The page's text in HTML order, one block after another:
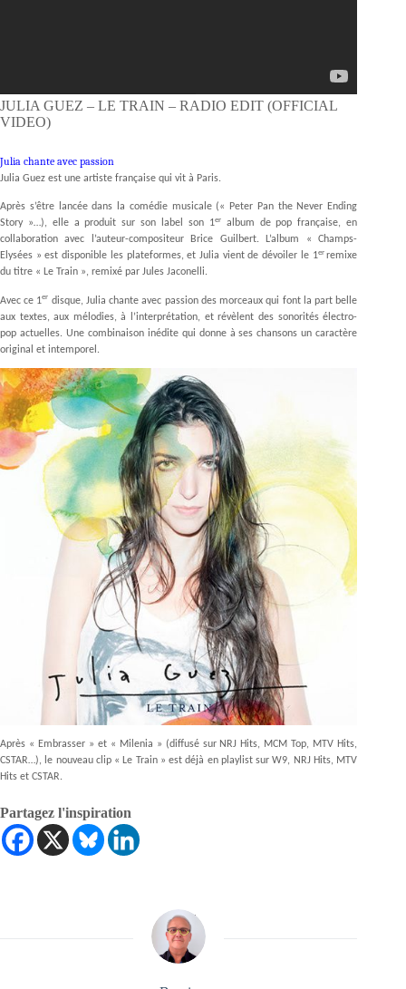
JULIA GUEZ – LE TRAIN – RADIO EDIT (OFFICIAL
VIDEO)
Julia chante avec passion
Julia Guez est une artiste française qui vit à Paris.
Après s’être lancée dans la comédie musicale (« Peter Pan the Never Ending
Story »…), elle a produit sur son label son 1er
album de pop française, en
collaboration avec l’auteur-compositeur Brice Guilbert. L’album « Champs-
Elysées » est disponible les plateformes, et Julia vient de dévoiler le 1erremixe
du titre « Le Train », remixé par Jules Jaconelli.
Avec ce 1er disque, Julia chante avec passion des morceaux qui font la part belle
aux textes, aux mélodies, à l’interprétation, et révèlent des sonorités électro-
pop actuelles. Une combinaison inédite qui donne à ses chansons un caractère
original et intemporel.
Après « Embrasser » et « Milenia » (diffusé sur NRJ Hits, MCM Top, MTV Hits,
CSTAR…), le nouveau clip « Le Train » est déjà en playlist sur W9, NRJ Hits, MTV
Hits et CSTAR.
Partagez l'inspiration